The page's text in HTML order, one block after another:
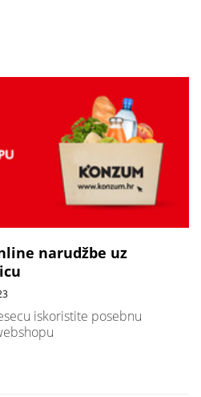
narudžbe uz
iskoristite posebnu